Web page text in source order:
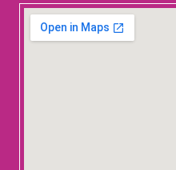
123 movies
embedgooglemap.net